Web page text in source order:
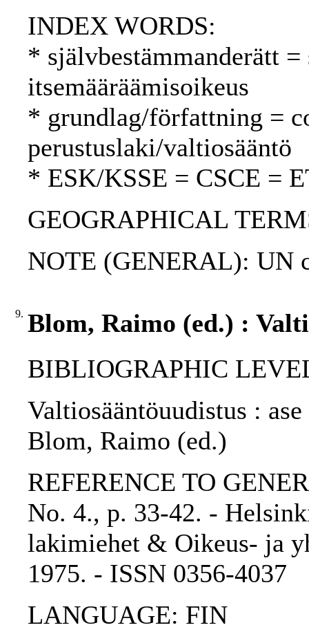
INDEX WORDS:
* självbestämmanderätt
itsemääräämisoikeus
* grundlag/författning =
perustuslaki/valtiosääntö
* ESK/KSSE = CSCE =
GEOGRAPHICAL
NOTE (GENERAL): UN
9. Blom, Raimo (ed.) :
BIBLIOGRAPHIC
Valtiosääntöuudistus :
Blom, Raimo (ed.)
REFERENCE TO
No. 4., p. 33-42. -
lakimiehet & Oikeus- ja
1975. - ISSN 0356-4037
LANGUAGE: FIN